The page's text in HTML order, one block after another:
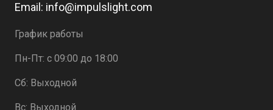
Email: info@impulslight.com
График работы
Пн-Пт: с 09:00 до 18:00
Сб: Выходной
Вс: Выходной